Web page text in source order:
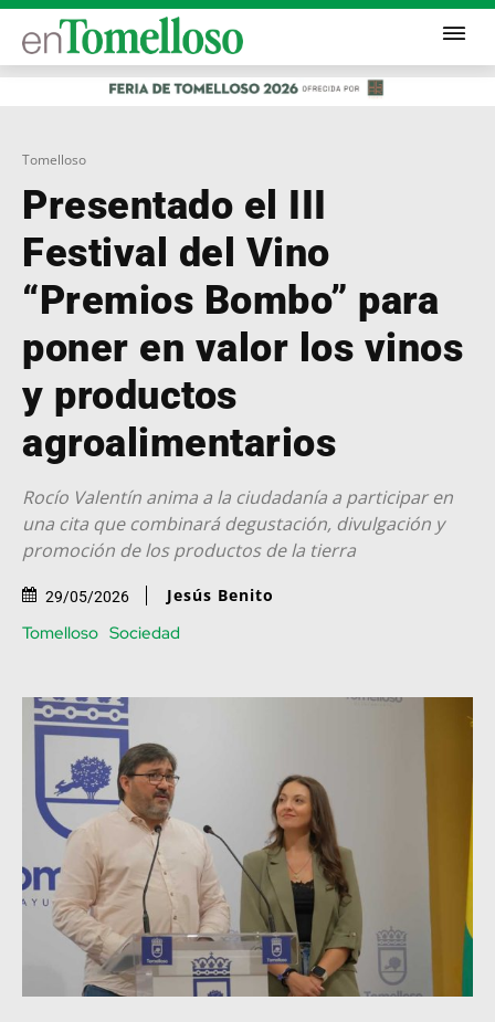
Tomelloso
Presentado el III
Festival del Vino
“Premios Bombo” para
poner en valor los vinos
y productos
agroalimentarios
Rocío Valentín anima a la ciudadanía a participar en
una cita que combinará degustación, divulgación y
promoción de los productos de la tierra
29/05/2026 Jesús Benito
Tomelloso Sociedad